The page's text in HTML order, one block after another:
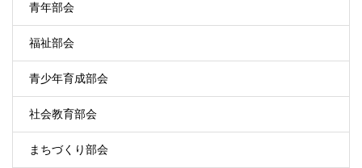
青年部会
福祉部会
青少年育成部会
社会教育部会
まちづくり部会